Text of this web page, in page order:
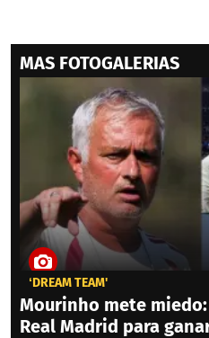
MAS FOTOGALERIAS
‘DREAM TEAM'
Mourinho mete
Real Madrid para